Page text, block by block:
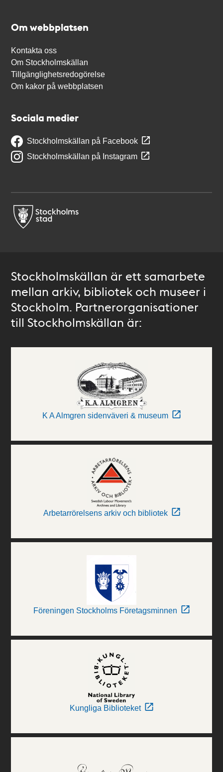
Om webbplatsen
Kontakta oss
Om Stockholmskällan
Tillgänglighetsredogörelse
Om kakor på webbplatsen
Sociala medier
Stockholmskällan på Facebook
Stockholmskällan på Instagram
Stockholmskällan är ett samarbete
mellan arkiv, bibliotek och museer i
Stockholm. Partnerorganisationer
till Stockholmskällan är:
K A Almgren sidenväveri & museum
Arbetarrörelsens arkiv och bibliotek
Föreningen Stockholms Företagsminnen
Kungliga Biblioteket